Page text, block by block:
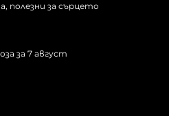
полезни за сърцето
за 7 август